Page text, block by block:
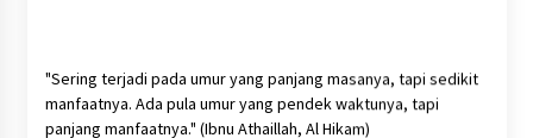
"Sering terjadi pada umur yang panjang masanya, tapi sedikit
manfaatnya. Ada pula umur yang pendek waktunya, tapi
panjang manfaatnya." (Ibnu Athaillah, Al Hikam)